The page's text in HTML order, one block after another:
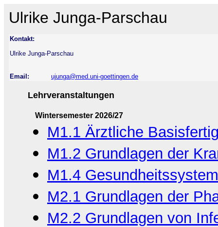
Ulrike Junga-Parschau
Kontakt:
Ulrike Junga-Parschau
Email: ujunga@med.uni-goettingen.de
Lehrveranstaltungen
Wintersemester 2026/27
M1.1 Ärztliche
M1.2 Grundlagen der
M1.4
M2.1 Grundlagen der
M2.2 Grundlagen von